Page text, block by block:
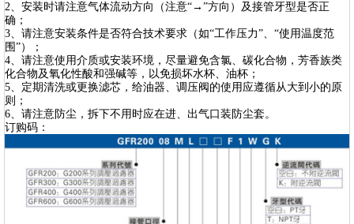
2、安装时请注意气体流动方向（注意“→”方向）及接管牙型是否正
确；
3、请注意安装条件是否符合技术要求（如“工作压力”、“使用温度范
围”）；
4、请注意使用介质或安装环境，尽量避免含氯、碳化合物，芳香族类
化合物及氧化性酸和强碱等，以免损坏水杯、油杯；
5、定期清洗或更换滤芯，给油器、调压阀的使用应遵循从大到小的原
则；
6、请注意防尘，拆下不用时应在进、出气口装防尘套。
订购码：